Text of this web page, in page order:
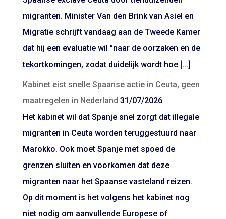
migranten. Minister Van den Brink van Asiel en
Migratie schrijft vandaag aan de Tweede Kamer
dat hij een evaluatie wil "naar de oorzaken en de
tekortkomingen, zodat duidelijk wordt hoe […]
Kabinet eist snelle Spaanse actie in Ceuta, geen
maatregelen in Nederland 31/07/2026
Het kabinet wil dat Spanje snel zorgt dat illegale
migranten in Ceuta worden teruggestuurd naar
Marokko. Ook moet Spanje met spoed de
grenzen sluiten en voorkomen dat deze
migranten naar het Spaanse vasteland reizen.
Op dit moment is het volgens het kabinet nog
niet nodig om aanvullende Europese of